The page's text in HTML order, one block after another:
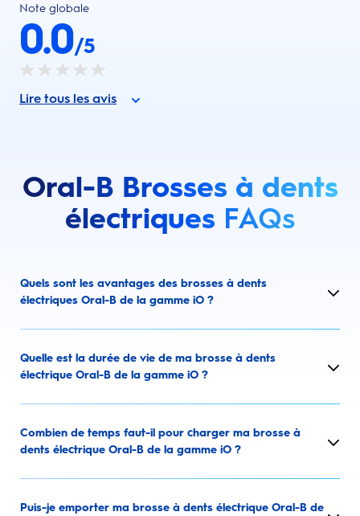
Note globale
0.0/5
Lire tous les avis
Oral-B Brosses à dents
électriques FAQs
Quels sont les avantages des brosses à dents
électriques Oral-B de la gamme iO ?
Quelle est la durée de vie de ma brosse à dents
électrique Oral-B de la gamme iO ?
Combien de temps faut-il pour charger ma brosse à
dents électrique Oral-B de la gamme iO ?
Puis-je emporter ma brosse à dents électrique Oral-B de